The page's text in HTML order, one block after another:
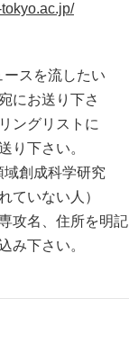
スを流したい
にお送り下さ
ングリストに
り下さい。
創成科学研究
ていない人）
攻名、住所を明記
み下さい。